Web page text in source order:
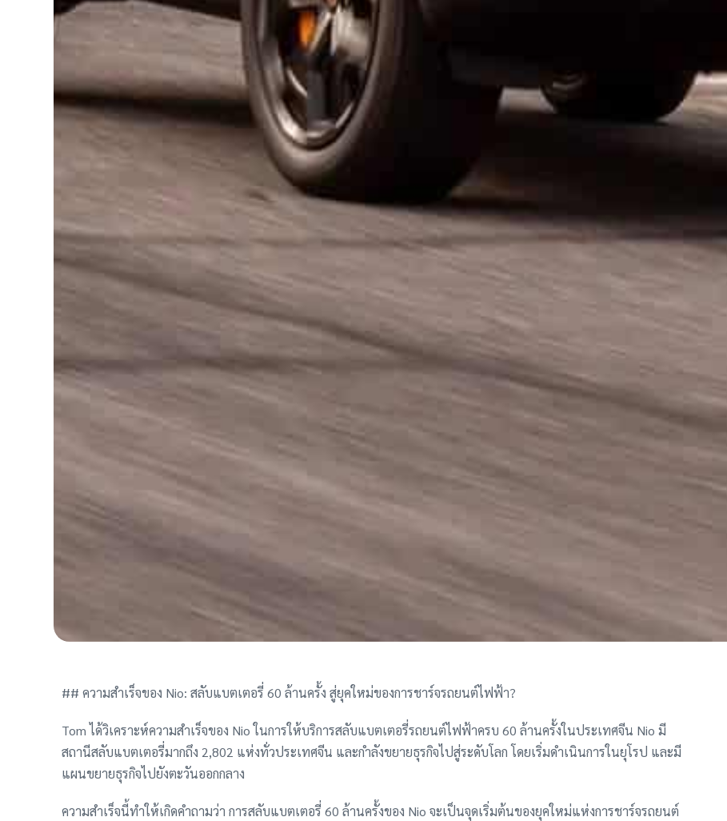
## ความสำเร็จของ Nio: สลับแบตเตอรี่ 60 ล้านครั้ง สู่ยุคใหม่ของการชาร์จรถยนต์ไฟฟ้า?
Tom ได้วิเคราะห์ความสำเร็จของ Nio ในการให้บริการสลับแบตเตอรี่รถยนต์ไฟฟ้าครบ 60 ล้านครั้งในประเทศจีน Nio มี
สถานีสลับแบตเตอรี่มากถึง 2,802 แห่งทั่วประเทศจีน และกำลังขยายธุรกิจไปสู่ระดับโลก โดยเริ่มดำเนินการในยุโรป และมี
แผนขยายธุรกิจไปยังตะวันออกกลาง
ความสำเร็จนี้ทำให้เกิดคำถามว่า การสลับแบตเตอรี่ 60 ล้านครั้งของ Nio จะเป็นจุดเริ่มต้นของยุคใหม่แห่งการชาร์จรถยนต์